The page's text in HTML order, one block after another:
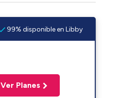
99% disponible en Libby
Ver Planes